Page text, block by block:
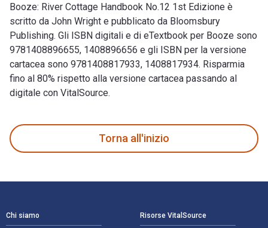
Booze: River Cottage Handbook No.12 1st Edizione è
scritto da John Wright e pubblicato da Bloomsbury
Publishing. Gli ISBN digitali e di eTextbook per Booze sono
9781408896655, 1408896656 e gli ISBN per la versione
cartacea sono 9781408817933, 1408817934. Risparmia
fino al 80% rispetto alla versione cartacea passando al
digitale con VitalSource.
Torna all'inizio
Chi siamo Risorse VitalSource